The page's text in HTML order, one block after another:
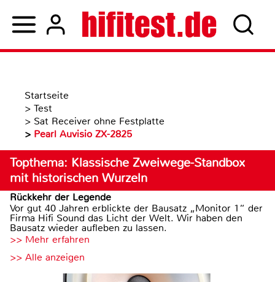
Startseite
> Test
> Sat Receiver ohne Festplatte
> Pearl Auvisio ZX-2825
Topthema: Klassische Zweiwege-Standbox
mit historischen Wurzeln
Rückkehr der Legende
Vor gut 40 Jahren erblickte der Bausatz „Monitor 1“ der
Firma Hifi Sound das Licht der Welt. Wir haben den
Bausatz wieder aufleben zu lassen.
>> Mehr erfahren
>> Alle anzeigen